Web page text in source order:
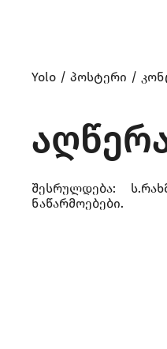
Yolo პოსტერი
შესრულდება:
ნაწარმოებები.